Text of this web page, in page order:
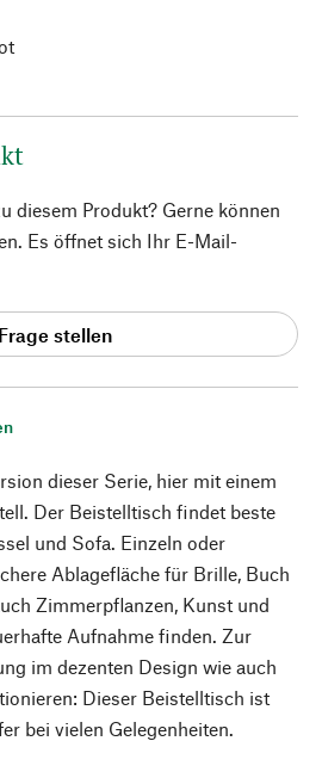
dieser Serie, hier mit einem
Der Beistelltisch findet beste
und Sofa. Einzeln oder
Ablagefläche für Brille, Buch
Zimmerpflanzen, Kunst und
Aufnahme finden. Zur
im dezenten Design wie auch
Dieser Beistelltisch ist
bei vielen Gelegenheiten.
diesem Produkt? Gerne können
Es öffnet sich Ihr E-Mail-
Frage stellen